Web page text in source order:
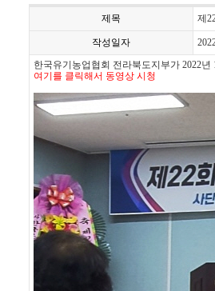
제목 제
작성일자
한국유기농업협회 전라북도지부가 2022
여기를 클릭해서 동영상 시청